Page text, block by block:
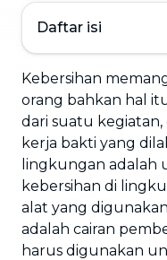
Daftar isi
Kebersihan
orang bahkan hal
dari suatu
kerja bakti yang
lingkungan adalah
kebersihan di
alat yang
adalah cairan
harus digunakan